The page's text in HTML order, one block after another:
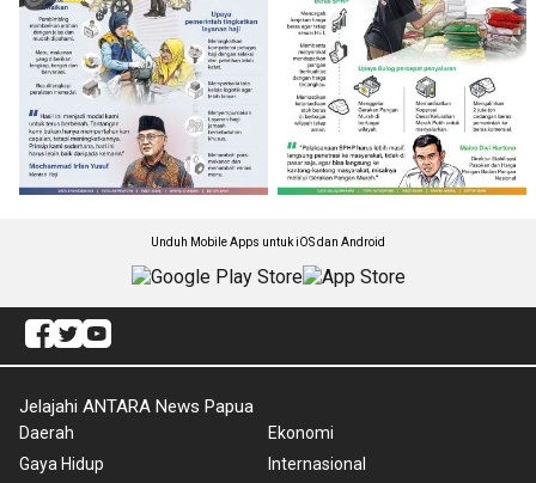
Unduh Mobile Apps untuk iOS dan Android
Jelajahi ANTARA News Papua
Daerah
Gaya Hidup
Ekonomi
Internasional